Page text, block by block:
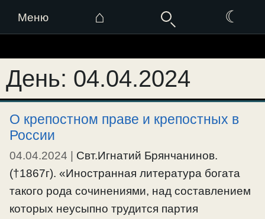
Меню ⌂ ☾
к
содержимому
День: 04.04.2024
О крепостном праве и крепостных в
России
04.04.2024 | Свт.Игнатий Брянчанинов.
(†1867г). «Иностранная литература богата
такого рода сочинениями, над составлением
которых неусыпно трудится партия